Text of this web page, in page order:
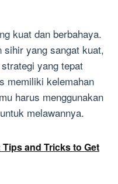
kuat dan berbahaya.
yang sangat kuat,
yang tepat
memiliki kelemahan
harus menggunakan
melawannya.
and Tricks to Get